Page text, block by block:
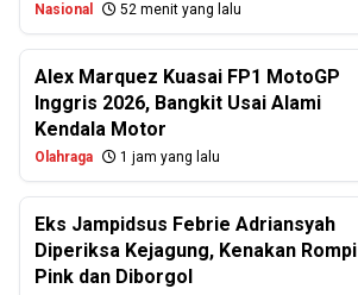
Nasional 52 menit yang lalu
Alex Marquez Kuasai FP1 MotoGP
Inggris 2026, Bangkit Usai Alami
Kendala Motor
Olahraga 1 jam yang lalu
Eks Jampidsus Febrie Adriansyah
Diperiksa Kejagung, Kenakan Rompi
Pink dan Diborgol